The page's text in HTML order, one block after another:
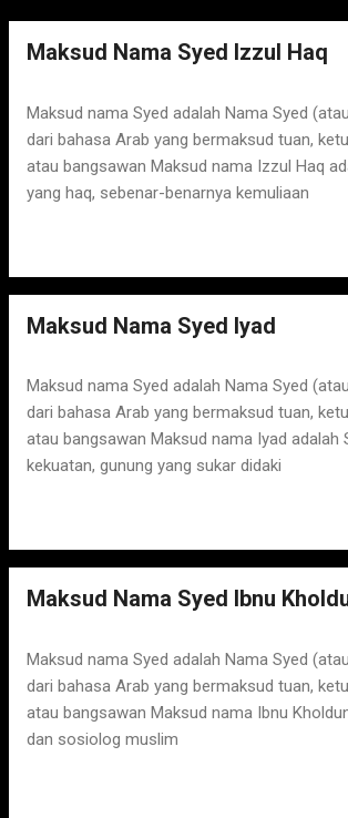
o
Maksud Nama Syed Izzul Haq
Maksud nama Syed adalah Nama Syed
dari bahasa Arab yang bermaksud tuan,
atau bangsawan Maksud nama Izzul Haq
yang haq, sebenar-benarnya kemuliaan
Maksud Nama Syed Iyad
Maksud nama Syed adalah Nama Syed
dari bahasa Arab yang bermaksud tuan,
atau bangsawan Maksud nama Iyad adalah
kekuatan, gunung yang sukar didaki
Maksud Nama Syed Ibnu
Maksud nama Syed adalah Nama Syed
dari bahasa Arab yang bermaksud tuan,
atau bangsawan Maksud nama Ibnu
dan sosiolog muslim